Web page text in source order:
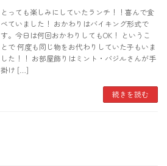
とっても楽しみにしていたランチ！！喜んで食
べていました！ おかわりはバイキング形式で
す。今日は何回おかわりしてもOK！ というこ
とで 何度も同じ物をお代わりしていた子もいま
した！！ お部屋飾りはミント・バジルさんが手
掛け […]
続きを読む